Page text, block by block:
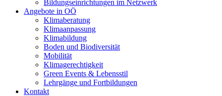
Bildungseinrichtungen im Netzwerk
Angebote in OÖ
Klimaberatung
Klimaanpassung
Klimabildung
Boden und Biodiversität
Mobilität
Klimagerechtigkeit
Green Events & Lebensstil
Lehrgänge und Fortbildungen
Kontakt